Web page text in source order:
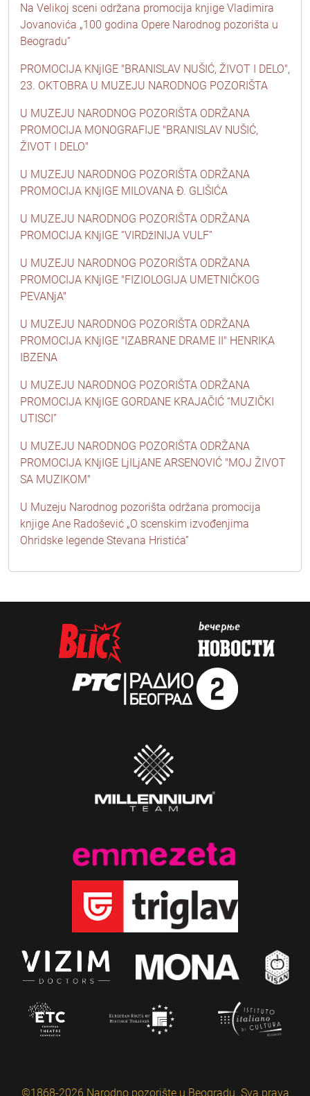
Na Velikoj sceni održana promocija knjige Vladimira
Jovanovića „100 godina Opere Narodnog pozorišta u
Beogradu“
PROMOCIJA KNjIGE "BRANISLAV NUŠIĆ, ŽIVOT I DELO",
23. OKTOBRA U MUZEJU NARODNOG POZORIŠTA
U MUZEJU NARODNOG POZORIŠTA ODRŽANA
PROMOCIJA MONOGRAFIJE "BRANISLAV NUŠIĆ,
ŽIVOT I DELO"
U MUZEJU NARODNOG POZORIŠTA ODRŽANA
PROMOCIJA KNjIGE MILOVANA Đ. GLIŠIĆA
U MUZEJU NARODNOG POZORIŠTA ODRŽANA
PROMOCIJA KNjIGE “VIRDžINIJA VULF”
U MUZEJU NARODNOG POZORIŠTA ODRŽANA
PROMOCIJA KNjIGE "FIZIOLOGIJA UMETNIČKOG
PEVANjA"
U MUZEJU NARODNOG POZORIŠTA ODRŽANA
PROMOCIJA KNjIGE "IZABRANE DRAME II" HENRIKA
IBZENA
U MUZEJU NARODNOG POZORIŠTA ODRŽANA
PROMOCIJA KNjIGE GORDANE KRAJAČIĆ “MUZIČKI
UTISCI”
U MUZEJU NARODNOG POZORIŠTA ODRŽANA
PROMOCIJA KNjIGE LjILjANE ARSENOVIĆ "MOJ ŽIVOT
SA MUZIKOM"
U Muzeju Narodnog pozorišta održana promocija
knjige Ane Radošević „O scenskim izvođenjima
Ohridske legende Stevana Hristića”
©1868-2026 Narodno pozorište u Beogradu. Sva prava